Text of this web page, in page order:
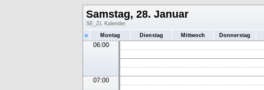
Samstag, 28. Januar
SE_ZL Kalender
« Montag Dienstag Mittwoch Donnerstag
06:00
07:00